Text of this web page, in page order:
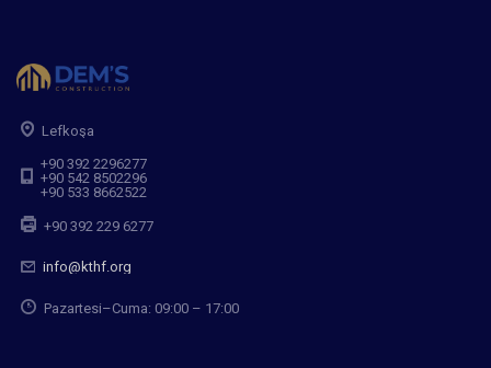
Lefkoşa
+90 392 2296277
+90 542 8502296
+90 533 8662522
+90 392 229 6277
info@kthf.org
Pazartesi–Cuma: 09:00 – 17:00